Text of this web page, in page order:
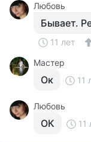
Любовь
Бывает.
11 лет
Мастер
Ок 11
Любовь
ОК 11